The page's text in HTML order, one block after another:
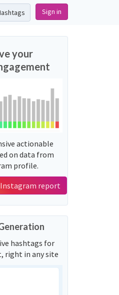
Sign in
your
actionable
on data from
profile.
Instagram report
hashtags for
right in any site